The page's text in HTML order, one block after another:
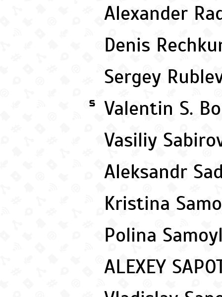
Alexander
Denis
Sergey
S
Valentin S.
Vasiliy
Aleksandr
Kristina
Polina
ALEXEY